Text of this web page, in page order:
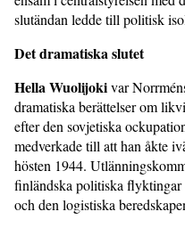
slutändan ledde till politisk
Det dramatiska slutet
Hella Wuolijokivar
dramatiska berättelser om
efter den sovjetiska
medverkade till att han åkte
hösten 1944.
finländska politiska flyktingar
och den logistiska